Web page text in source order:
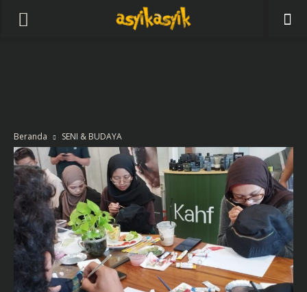
Beranda SENI & BUDAYA